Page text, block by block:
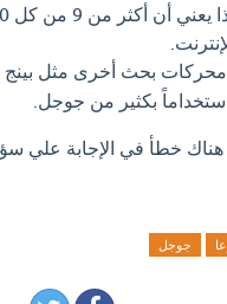
هناك خطأ في الإجابة علي
جوجل